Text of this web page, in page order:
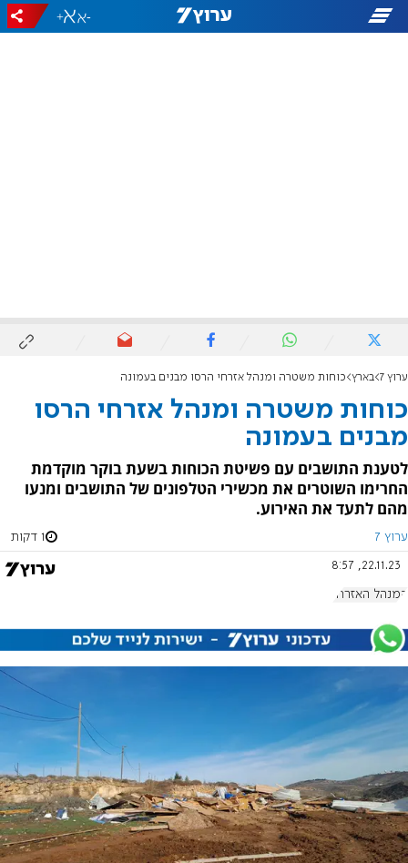
-
+
ערוץ 7 בארץ כוחות משטרה ומנהל אזרחי הרסו מבנים בעמונה
כוחות משטרה ומנהל אזרחי הרסו
מבנים בעמונה
לטענת התושבים עם פשיטת הכוחות בשעת בוקר מוקדמת
החרימו השוטרים את מכשירי הטלפונים של התושבים ומנעו
מהם לתעד את האירוע.
ערוץ 7 1 דקות
22.11.23, 8:57
המנהל האזרחי